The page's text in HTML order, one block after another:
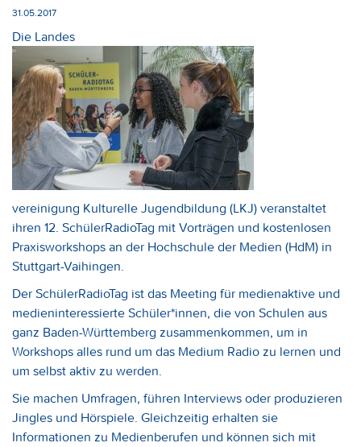
31.05.2017
Die Landes
vereinigung Kulturelle Jugendbildung (LKJ) veranstaltet
ihren 12. SchülerRadioTag mit Vorträgen und kostenlosen
Praxisworkshops an der Hochschule der Medien (HdM) in
Stuttgart-Vaihingen.
Der SchülerRadioTag ist das Meeting für medienaktive und
medieninteressierte Schüler*innen, die von Schulen aus
ganz Baden-Württemberg zusammenkommen, um in
Workshops alles rund um das Medium Radio zu lernen und
um selbst aktiv zu werden.
Sie machen Umfragen, führen Interviews oder produzieren
Jingles und Hörspiele. Gleichzeitig erhalten sie
Informationen zu Medienberufen und können sich mit